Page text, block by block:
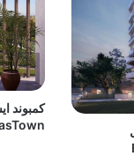
كمبوند